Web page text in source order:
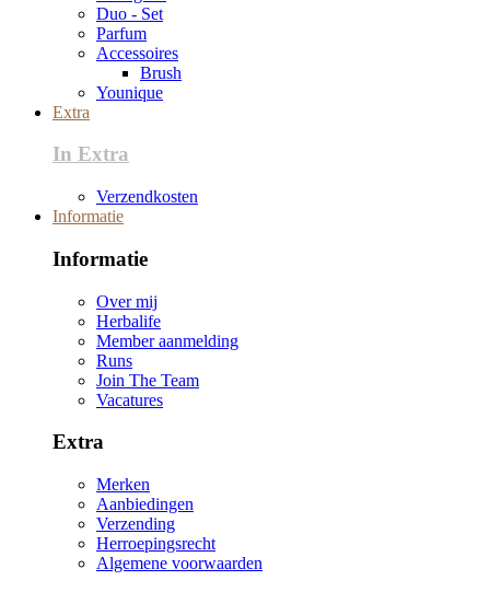
Duo - Set
Parfum
Accessoires
Brush
Younique
Extra
In Extra
Verzendkosten
Informatie
Informatie
Over mij
Herbalife
Member aanmelding
Runs
Join The Team
Vacatures
Extra
Merken
Aanbiedingen
Verzending
Herroepingsrecht
Algemene voorwaarden